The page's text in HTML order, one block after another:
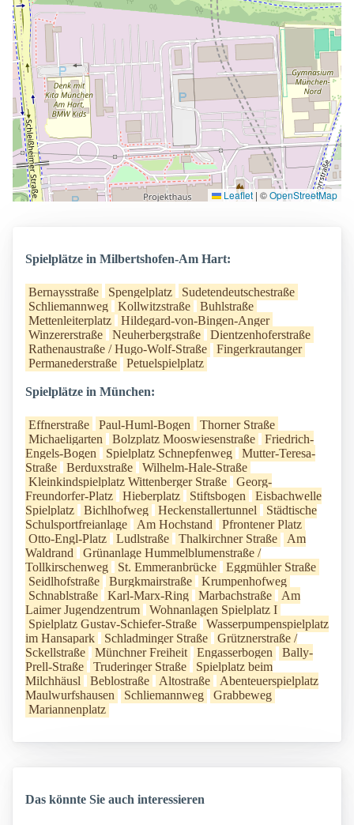
Leaflet | ©OpenStreetMap
Spielplätze in Milbertshofen-Am Hart:
Bernaysstraße Spengelplatz
Sudetendeutschestraße
Schliemannweg
Kollwitzstraße
Buhlstraße
Mettenleiterplatz
Hildegard-von-Bingen-Anger
Winzererstraße
Neuherbergstraße
Dientzenhoferstraße
Rathenaustraße / Hugo-Wolf-Straße
Fingerkrautanger
Permanederstraße
Petuelspielplatz
Spielplätze in München:
Effnerstraße Paul-Huml-Bogen
Thorner Straße
Michaeligarten
Bolzplatz Mooswiesenstraße
Friedrich-
Engels-Bogen
Spielplatz Schnepfenweg
Mutter-Teresa-
Straße
Berduxstraße
Wilhelm-Hale-Straße
Kleinkindspielplatz Wittenberger Straße
Georg-
Freundorfer-Platz
Hieberplatz Stiftsbogen
Eisbachwelle
Spielplatz
Bichlhofweg Heckenstallertunnel
Städtische
Schulsportfreianlage
Am Hochstand
Pfrontener Platz
Otto-Engl-Platz
Ludlstraße Thalkirchner Straße
Am
Waldrand
Grünanlage Hummelblumenstraße /
Tollkirschenweg
St. Emmeranbrücke
Eggmühler Straße
Seidlhofstraße
Burgkmairstraße
Krumpenhofweg
Schnablstraße
Karl-Marx-Ring Marbachstraße
Am
Laimer Jugendzentrum
Wohnanlagen Spielplatz I
Spielplatz Gustav-Schiefer-Straße
Wasserpumpenspielplatz
im Hansapark
Schladminger Straße
Grütznerstraße /
Sckellstraße
Münchner Freiheit Engasserbogen
Bally-
Prell-Straße
Truderinger Straße
Spielplatz beim
Milchhäusl
Beblostraße Altostraße
Abenteuerspielplatz
Maulwurfshausen
Schliemannweg
Grabbeweg
Mariannenplatz
Das könnte Sie auch interessieren